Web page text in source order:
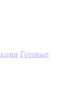
Готовые